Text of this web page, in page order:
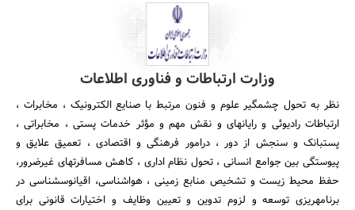
وزارت ارتباطات و فناوری اطلاعات
نظر به تحول چشمگیر علوم و فنون مرتبط با صنایع الکترونیک ، مخابرات ،
ارتباطات رادیوئی و رایانه‎ای و نقش مهم و مؤثر خدمات پستی ، مخابراتی ،
پست‎بانک و سنجش از دور ، درامور فرهنگی و اقتصادی ، تعمیق علایق و
پیوستگی بین جوامع انسانی ، تحول نظام اداری ، کاهش مسافرتهای غیرضرور،
حفظ محیط زیست و تشخیص منابع زمینی ، هواشناسی، اقیانوس‎شناسی در
برنامه‎ریزی توسعه و لزوم تدوین و تعیین وظایف و اختیارات قانونی برای